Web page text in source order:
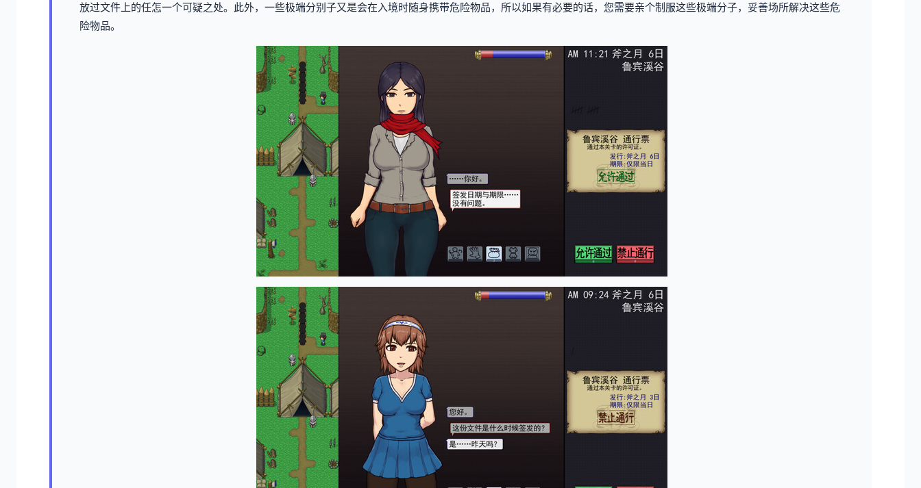
放过文件上的任怎一个可疑之处。此外，一些极端分别子又是会在入境时随身携带危险物品，所以如果有必要的话，您需要亲个制服这些极端分子，妥善场所解决这些危
险物品。